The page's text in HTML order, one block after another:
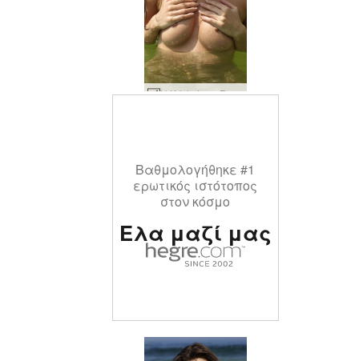
Η Krista Lysa Ruslana κυματίζει #40
Βαθμολογήθηκε #1
ερωτικός ιστότοπος
στον κόσμο
Ελα μαζί μας